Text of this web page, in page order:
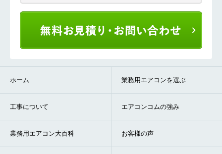
ホーム 業務用エアコンを選ぶ
工事について エアコンコムの強み
業務用エアコン大百科 お客様の声